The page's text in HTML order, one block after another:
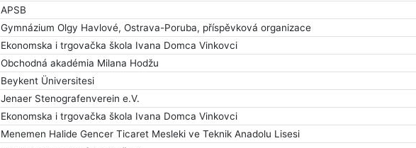
APSB
Gymnázium Olgy Havlové, Ostrava-Poruba, příspěvková organizace
Ekonomska i trgovačka škola Ivana Domca Vinkovci
Obchodná akadémia Milana Hodžu
Beykent Üniversitesi
Jenaer Stenografenverein e.V.
Ekonomska i trgovačka škola Ivana Domca Vinkovci
Menemen Halide Gencer Ticaret Mesleki ve Teknik Anadolu Lisesi